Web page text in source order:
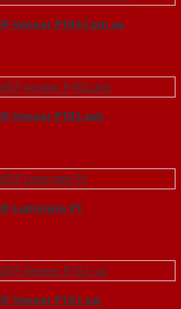
Veneer P1R4 Cam xe
Veneer P1R2 ash
Laminate P1
Veneer P1G1 soi